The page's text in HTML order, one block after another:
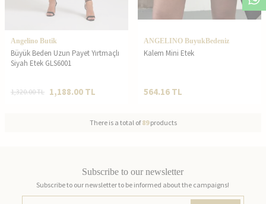
Angelino Butik
Büyük Beden Uzun Payet Yırtmaçlı
Siyah Etek GLS6001
1,320.00TL 1,188.00 TL
ANGELINO BuyukBedeniz
Kalem Mini Etek
564.16 TL
There is a total of89products
Subscribe to our newsletter
Subscribe to our newsletter to be informed about the campaigns!